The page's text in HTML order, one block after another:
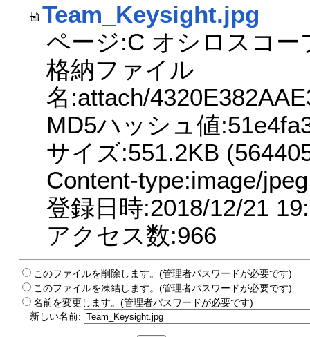
Team_Keysight.jpg
ページ:C オシロスコー
格納ファイル
名:attach/
MD5ハッシュ値
サイズ:551.2KB
Content-type:image/jpeg
登録日時:2018/12/21
アクセス数:966
このファイルを削除します。(管理者パスワードが必要です)
このファイルを凍結します。(管理者パスワードが必要です)
名前を変更します。(管理者パスワードが必要です)
新しい名前: